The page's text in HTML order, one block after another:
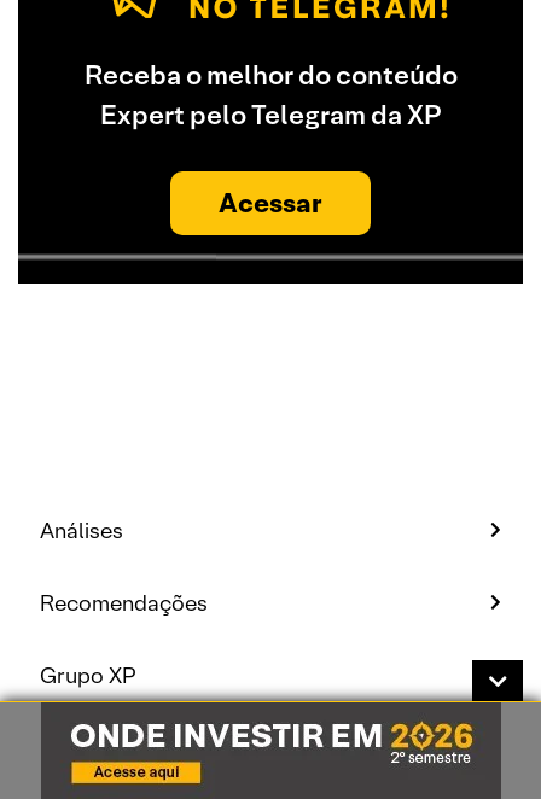
Receba o melhor do conteúdo
Expert pelo Telegram da XP
Acessar
Análises
Recomendações
Grupo XP
Analistas